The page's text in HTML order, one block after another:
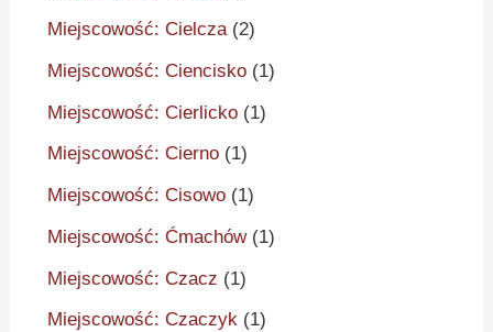
Miejscowość: Cielcza(2)
Miejscowość: Ciencisko (1)
Miejscowość: Cierlicko (1)
Miejscowość: Cierno (1)
Miejscowość: Cisowo (1)
Miejscowość: Ćmachów(1)
Miejscowość: Czacz (1)
Miejscowość: Czaczyk (1)